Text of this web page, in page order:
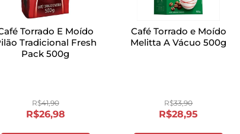
Torrado E Moído
Tradicional Fresh
Pack 500g
R$41,90
R$26,98
Café Torrado e Moído
Melitta A Vácuo 500g
R$33,90
R$28,95